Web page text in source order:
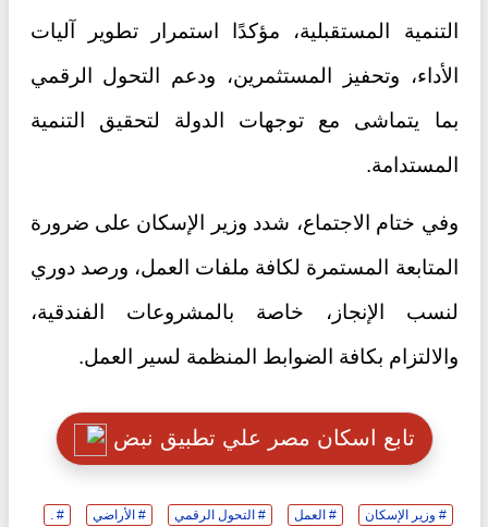
التنمية المستقبلية، مؤكدًا استمرار تطوير آليات
الأداء، وتحفيز المستثمرين، ودعم التحول الرقمي
بما يتماشى مع توجهات الدولة لتحقيق التنمية
المستدامة.
وفي ختام الاجتماع، شدد وزير الإسكان على ضرورة
المتابعة المستمرة لكافة ملفات العمل، ورصد دوري
لنسب الإنجاز، خاصة بالمشروعات الفندقية،
والالتزام بكافة الضوابط المنظمة لسير العمل.
تابع اسكان مصر علي تطبيق نبض
# وزير الإسكان # العمل # التحول الرقمي # الأراضي # .